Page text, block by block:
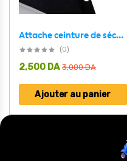
Attache ceinture de sécurité pour siège auto 2PCS HT-914 – طقم قطعتين مشبك حزام الأمان
(0)
3,000DA
2,500 DA
Ajouter au panier